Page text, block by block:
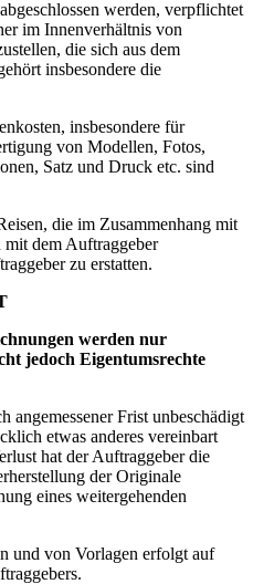
werden, verpflichtet
im Innenverhältnis von
die sich aus dem
insbesondere die
insbesondere für
von Modellen, Fotos,
Satz und Druck etc. sind
die im Zusammenhang mit
dem Auftraggeber
zu erstatten.
werden nur
jedoch Eigentumsrechte
angemessener Frist unbeschädigt
etwas anderes vereinbart
hat der Auftraggeber die
der Originale
eines weitergehenden
und von Vorlagen erfolgt auf